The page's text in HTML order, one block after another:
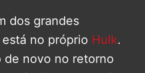
dos grandes
no próprio Hulk.
de novo no retorno